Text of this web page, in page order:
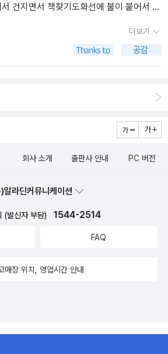
이다. 중국 한대 사상을 정리한 명저라고
책이다. <너드>는 우리말로 적나라하게 말
있는데, 찌질이에 대한 역사정도로 해두는
사>는 내가 관심있는 '이미지 연구 총
이 밀려밀려 이제 나왔나보다. 서점
좋아서 욕설을 쓰신 분도 있다. 솔직한 리뷰
이 작품도 꽤 다양한 취사선택을 할 수 있다.
위화가 우리나라에서 꽤 팔리는 중국작가
가리아를 여행하던 중 영감을 얻은 소설이
넘친다. <이토록 달콤한 재앙>은 독일작가
경우가 많다. 이번에도 예외는 아니다.
건지면서 책찾기도화선에 불이 붙어서 정
사들였나보다. 그렇다면 어딘가의 누군
하고 있을지도 모르는 일. 누군가에게 화
바구니에 들어가 집에 오기를 기다리는 볼
다.'우디 앨런과 로트레아몽, 타란티노와 보
추모하며 쓴 비평집이다. 스페인어 문화권
볼라뇨가 첫번째로 쓴 단편집인데 시인, 작
. <야만스러운 탐정들>은 볼라뇨 자신을
아가는 많은 화자가 들려주는 증언으로 구
고 한다. <부적>은 회고담형식으로 진행된
더보기
회사 소개 출판사 안내 PC 버전
알라딘커뮤니케이션
(발신자 부담) 1544-2514
FAQ
매장 위치, 영업시간 안내